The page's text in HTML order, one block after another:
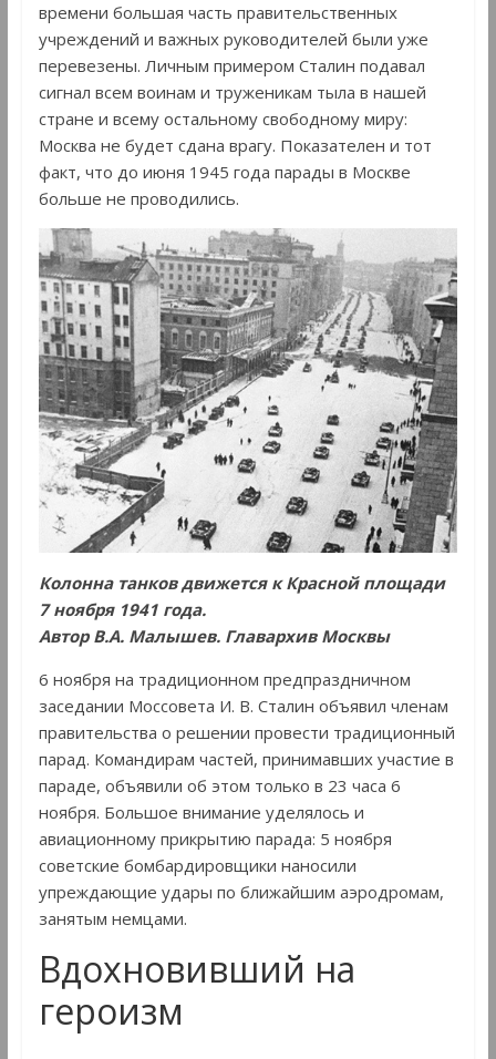
времени большая часть правительственных
учреждений и важных руководителей были уже
перевезены. Личным примером Сталин подавал
сигнал всем воинам и труженикам тыла в нашей
стране и всему остальному свободному миру:
Москва не будет сдана врагу. Показателен и тот
факт, что до июня 1945 года парады в Москве
больше не проводились.
Колонна танков движется к Красной площади
7 ноября 1941 года.
Автор В.А. Малышев. Главархив Москвы
6 ноября на традиционном предпраздничном
заседании Моссовета И. В. Сталин объявил членам
правительства о решении провести традиционный
парад. Командирам частей, принимавших участие в
параде, объявили об этом только в 23 часа 6
ноября. Большое внимание уделялось и
авиационному прикрытию парада: 5 ноября
советские бомбардировщики наносили
упреждающие удары по ближайшим аэродромам,
занятым немцами.
Вдохновивший на
героизм